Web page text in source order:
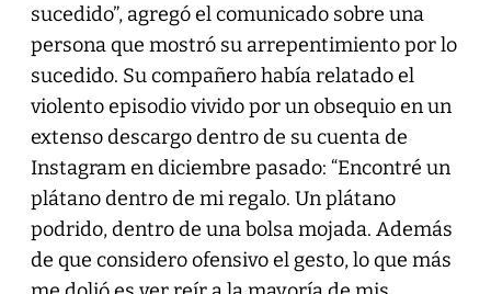
sucedido”, agregó el comunicado sobre una
persona que mostró su arrepentimiento por lo
sucedido. Su compañero había relatado el
violento episodio vivido por un obsequio en un
extenso descargo dentro de su cuenta de
Instagram en diciembre pasado: “Encontré un
plátano dentro de mi regalo. Un plátano
podrido, dentro de una bolsa mojada. Además
de que considero ofensivo el gesto, lo que más